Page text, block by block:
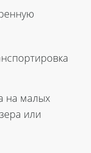
на малых
или